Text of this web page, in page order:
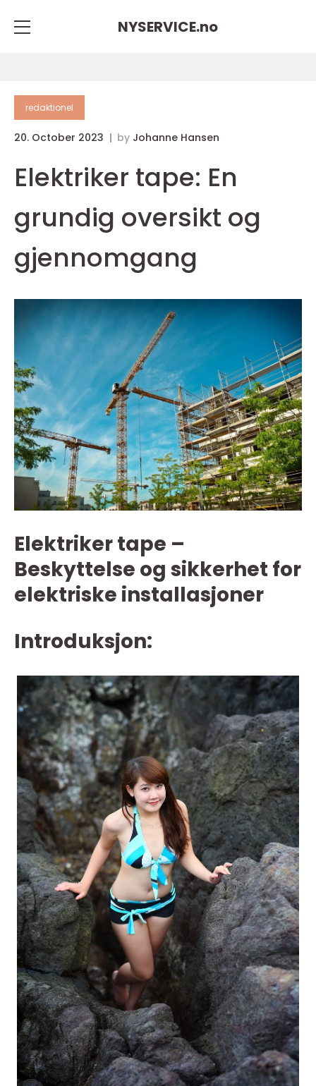
NYSERVICE.no
redaktionel
20. October 2023 by Johanne Hansen
Elektriker tape: En
grundig oversikt og
gjennomgang
Elektriker tape –
Beskyttelse og sikkerhet for
elektriske installasjoner
Introduksjon: